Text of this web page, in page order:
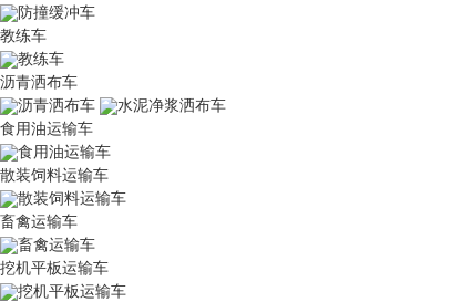
防撞缓冲车
教练车
教练车
沥青洒布车
沥青洒布车
水泥净浆洒布车
食用油运输车
食用油运输车
散装饲料运输车
散装饲料运输车
畜禽运输车
畜禽运输车
挖机平板运输车
挖机平板运输车